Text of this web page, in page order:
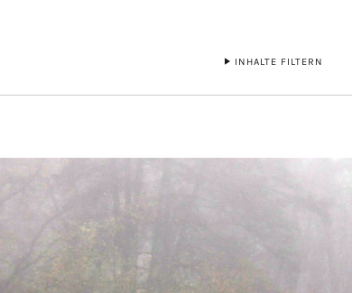
INHALTE FILTERN